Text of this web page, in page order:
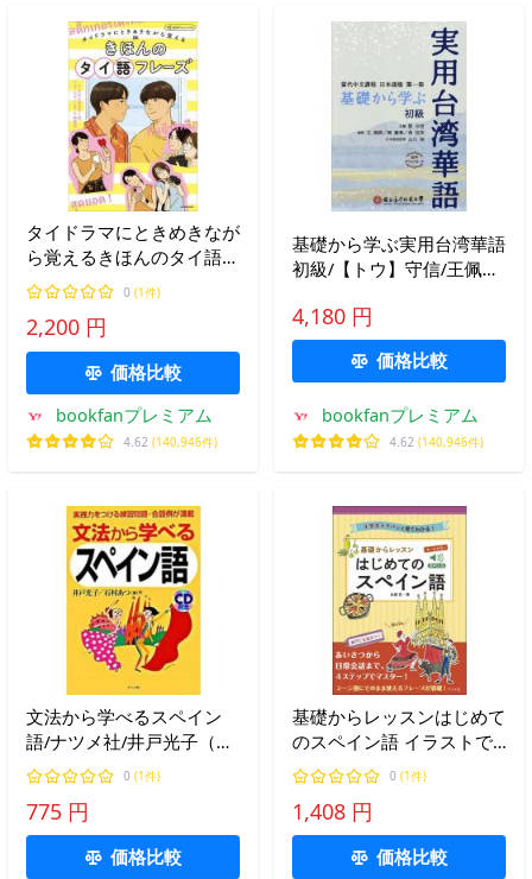
タイドラマにときめきなが
ら覚えるきほんのタイ語フ
レーズ/WELCOMEタイ沼/
パース・ナクン/福冨渉
0 (1件)
2,200 円
価格比較
bookfanプレミアム
4.62 (140,946件)
基礎から学ぶ実用台湾華語
初級/【トウ】守信/王佩卿/
4,180 円
価格比較
bookfanプレミアム
4.62 (140,946件)
文法から学べるスペイン
語/ナツメ社/井戸光子（単
行本） 中古
0 (1件)
775 円
価格比較
基礎からレッスンはじめて
のスペイン語 イラストで
パッと見てわかる! オール
カラー/本橋祈
0 (1件)
1,408 円
価格比較